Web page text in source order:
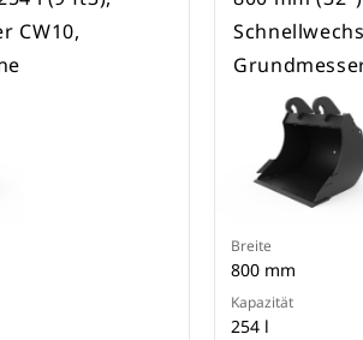
CW10,
Breite
800 mm
Kapazität
254 l